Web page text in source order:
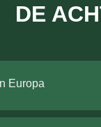
DE
Europa